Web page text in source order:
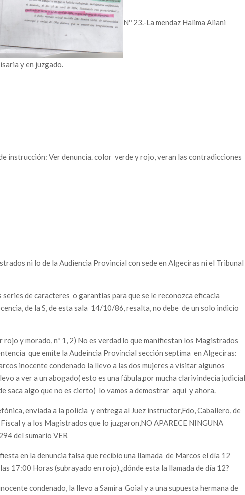
Nº 23.-La mendaz Halima Aliani
y en juzgado.
instrucción: Ver denuncia. color verde y rojo, veran las contradicciones
ni lo de la Audiencia Provincial con sede en Algeciras ni el Tribunal
de caracteres o garantías para que se le reconozca eficacia
de la S, de esta sala 14/10/86, resalta, no debe de un solo indicio
rojo y morado, nº 1, 2) No es verdad lo que manifiestan los Magistrados
que emite la Audeincia Provincial sección septima en Algeciras:
inocente condenado la llevo a las dos mujeres a visitar algunos
a ver a un abogado( esto es una fábula,por mucha clarivindecia judicial
saca algo que no es cierto) lo vamos a demostrar aqui y ahora.
enviada a la policia y entrega al Juez instructor,Fdo, Caballero, de
y a los Magistrados que lo juzgaron,NO APARECE NINGUNA
del sumario VER
en la denuncia falsa que recibio una llamada de Marcos el día 12
17:00 Horas (subrayado en rojo).¿dónde esta la llamada de día 12?
condenado, la llevo a Samira Goial y a una supuesta hermana de